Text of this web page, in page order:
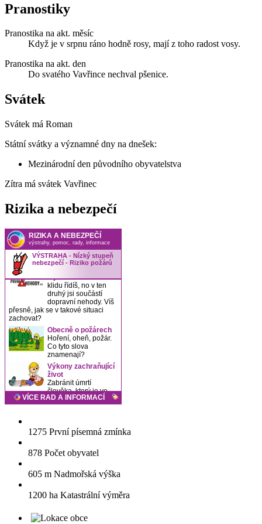
Pranostiky
Pranostika na akt. měsíc
Když je v srpnu ráno hodně rosy, mají z toho radost vosy.
Pranostika na akt. den
Do svatého Vavřince nechval pšenice.
Svátek
Svátek má Roman
Státní svátky a významné dny na dnešek:
Mezinárodní den původního obyvatelstva
Zítra má svátek Vavřinec
Rizika a nebezpečí
1275 První písemná zmínka
878 Počet obyvatel
605 m Nadmořská výška
1200 ha Katastrální výměra